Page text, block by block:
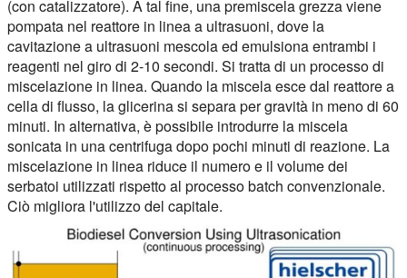
(con catalizzatore). A tal fine, una premiscela grezza viene
pompata nel reattore in linea a ultrasuoni, dove la
cavitazione a ultrasuoni mescola ed emulsiona entrambi i
reagenti nel giro di 2-10 secondi. Si tratta di un processo di
miscelazione in linea. Quando la miscela esce dal reattore a
cella di flusso, la glicerina si separa per gravità in meno di 60
minuti. In alternativa, è possibile introdurre la miscela
sonicata in una centrifuga dopo pochi minuti di reazione. La
miscelazione in linea riduce il numero e il volume dei
serbatoi utilizzati rispetto al processo batch convenzionale.
Ciò migliora l'utilizzo del capitale.